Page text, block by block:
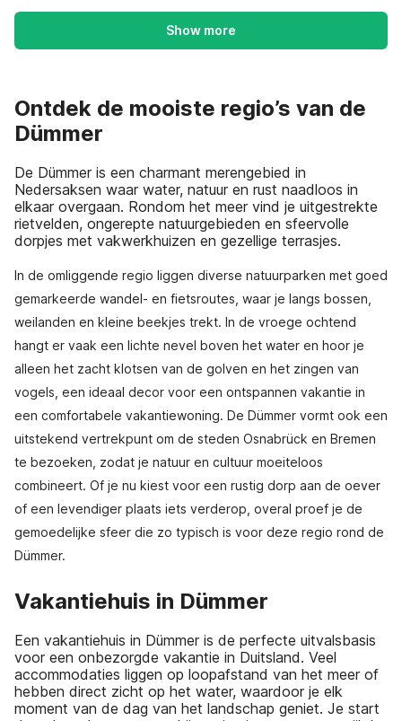
Show more
Ontdek de mooiste regio’s van de
Dümmer
De Dümmer is een charmant merengebied in
Nedersaksen waar water, natuur en rust naadloos in
elkaar overgaan. Rondom het meer vind je uitgestrekte
rietvelden, ongerepte natuurgebieden en sfeervolle
dorpjes met vakwerkhuizen en gezellige terrasjes.
In de omliggende regio liggen diverse natuurparken met goed
gemarkeerde wandel- en fietsroutes, waar je langs bossen,
weilanden en kleine beekjes trekt. In de vroege ochtend
hangt er vaak een lichte nevel boven het water en hoor je
alleen het zacht klotsen van de golven en het zingen van
vogels, een ideaal decor voor een ontspannen vakantie in
een comfortabele vakantiewoning. De Dümmer vormt ook een
uitstekend vertrekpunt om de steden Osnabrück en Bremen
te bezoeken, zodat je natuur en cultuur moeiteloos
combineert. Of je nu kiest voor een rustig dorp aan de oever
of een levendiger plaats iets verderop, overal proef je de
gemoedelijke sfeer die zo typisch is voor deze regio rond de
Dümmer.
Vakantiehuis in Dümmer
Een vakantiehuis in Dümmer is de perfecte uitvalsbasis
voor een onbezorgde vakantie in Duitsland. Veel
accommodaties liggen op loopafstand van het meer of
hebben direct zicht op het water, waardoor je elk
moment van de dag van het landschap geniet. Je start